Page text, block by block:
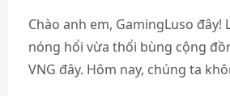
Chào anh em, GamingLuso đây!
nóng hổi vừa thổi bùng cộng
VNG đây. Hôm nay, chúng ta